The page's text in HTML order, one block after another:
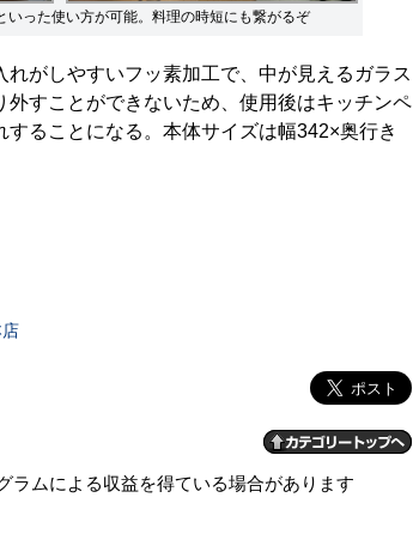
いった使い方が可能。料理の時短にも繋がるぞ
がしやすいフッ素加工で、中が見えるガラス
すことができないため、使用後はキッチンペ
ることになる。本体サイズは幅342×奥行き
ラムによる収益を得ている場合があります